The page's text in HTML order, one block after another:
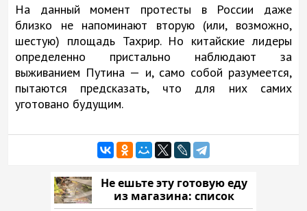
На данный момент протесты в России даже
близко не напоминают вторую (или, возможно,
шестую) площадь Тахрир. Но китайские лидеры
определенно пристально наблюдают за
выживанием Путина — и, само собой разумеется,
пытаются предсказать, что для них самих
уготовано будущим.
Не ешьте эту готовую еду
из магазина: список